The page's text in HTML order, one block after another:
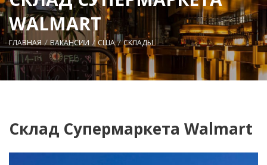
WALMART
ГЛАВНАЯ ВАКАНСИИ США СКЛАДЫ
Склад Супермаркета Walmart